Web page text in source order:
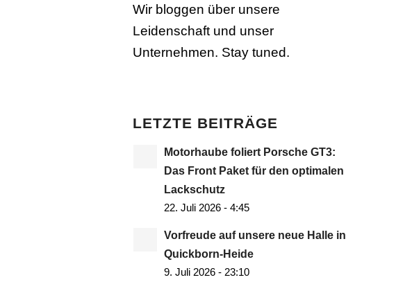
Wir bloggen über unsere
Leidenschaft und unser
Unternehmen. Stay tuned.
LETZTE BEITRÄGE
Motorhaube foliert Porsche GT3:
Das Front Paket für den optimalen
Lackschutz
22. Juli 2026 - 4:45
Vorfreude auf unsere neue Halle in
Quickborn-Heide
9. Juli 2026 - 23:10